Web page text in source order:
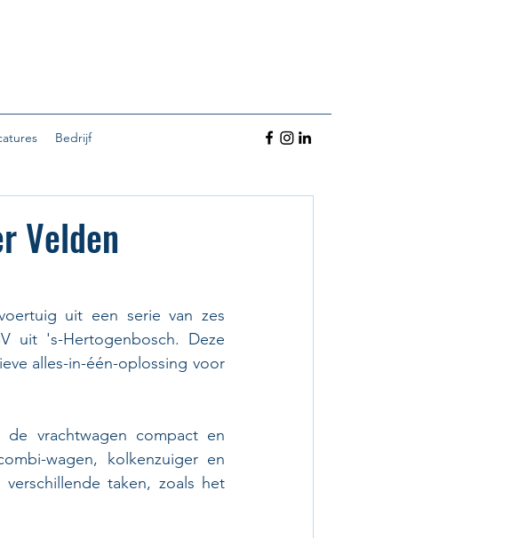
Bedrijf
Velden
uit een serie van zes
uit 's-Hertogenbosch. Deze
alles-in-één-oplossing voor
vrachtwagen compact en
wagen, kolkenzuiger en
taken, zoals het